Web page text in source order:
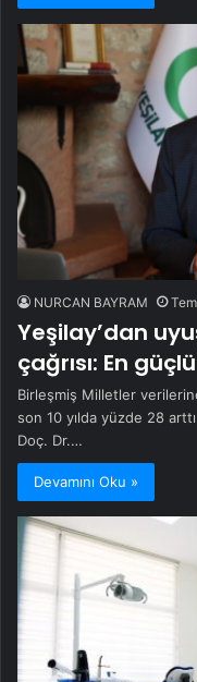
NURCAN BAYRAM
Yeşilay’dan
çağrısı: En
Birleşmiş Milletler
son 10 yılda yüzde 28
Doç. Dr.…
Devamını Oku »